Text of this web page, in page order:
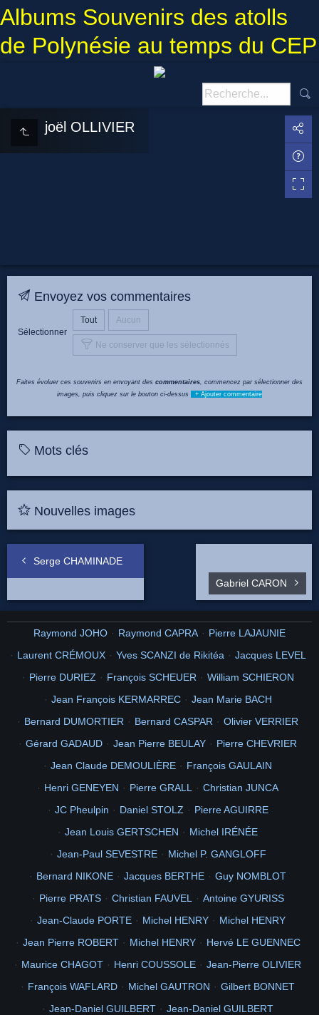
Albums Souvenirs des atolls
de Polynésie au temps du CEP
joël OLLIVIER
Envoyez vos commentaires
Sélectionner
Tout Aucun
Ne conserver que les sélectionnés
Faites évoluer ces souvenirs en envoyant des commentaires , commencez par sélectionner des
images, puis cliquez sur le bouton ci-dessus
+ Ajouter commentaire
Mots clés
Nouvelles images
Serge CHAMINADE
Gabriel CARON
Raymond JOHO Raymond CAPRA
Pierre LAJAUNIE
Laurent CRÉMOUX
Yves SCANZI de Rikitéa
Jacques LEVEL
Pierre DURIEZ
François SCHEUER
William SCHIERON
Jean François KERMARREC
Jean Marie BACH
Bernard DUMORTIER
Bernard CASPAR
Olivier VERRIER
Gérard GADAUD
Jean Pierre BEULAY
Pierre CHEVRIER
Jean Claude DEMOULIÈRE
François GAULAIN
Henri GENEYEN
Pierre GRALL
Christian JUNCA
JC Pheulpin
Daniel STOLZ
Pierre AGUIRRE
Jean Louis GERTSCHEN
Michel IRÉNÉE
Jean-Paul SEVESTRE
Michel P. GANGLOFF
Bernard NIKONE
Jacques BERTHE
Guy NOMBLOT
Pierre PRATS
Christian FAUVEL
Antoine GYURISS
Jean-Claude PORTE
Michel HENRY
Michel HENRY
Jean Pierre ROBERT
Michel HENRY
Hervé LE GUENNEC
Maurice CHAGOT
Henri COUSSOLE
Jean-Pierre OLIVIER
François WAFLARD
Michel GAUTRON
Gilbert BONNET
Jean-Daniel GUILBERT
Jean-Daniel GUILBERT